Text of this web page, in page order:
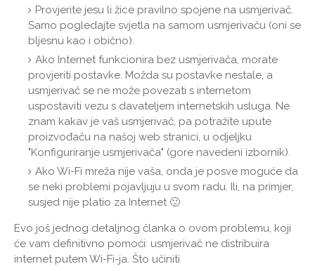
Provjerite jesu li žice pravilno spojene na usmjerivač.
Samo pogledajte svjetla na samom usmjerivaču (oni se
bljesnu kao i obično).
Ako Internet funkcionira bez usmjerivača, morate
provjeriti postavke. Možda su postavke nestale, a
usmjerivač se ne može povezati s internetom
uspostaviti vezu s davateljem internetskih usluga. Ne
znam kakav je vaš usmjerivač, pa potražite upute
proizvođaču na našoj web stranici, u odjeljku
"Konfiguriranje usmjerivača" (gore navedeni izbornik).
Ako Wi-Fi mreža nije vaša, onda je posve moguće da
se neki problemi pojavljuju u svom radu. Ili, na primjer,
susjed nije platio za Internet 🙂
Evo još jednog detaljnog članka o ovom problemu, koji
će vam definitivno pomoći: usmjerivač ne distribuira
internet putem Wi-Fi-ja. Što učiniti